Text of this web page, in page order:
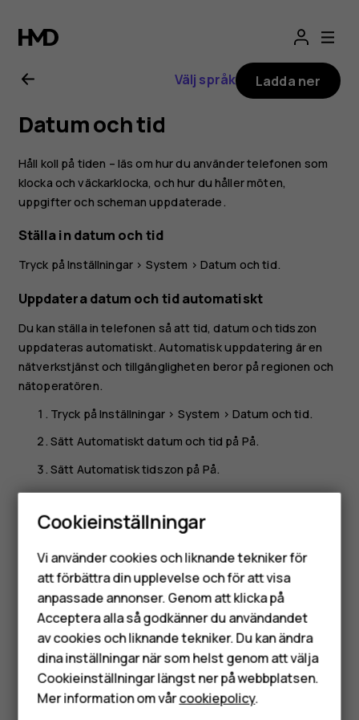
för
Nokia
8.1
Smartphones
Mobiltelefoner
Tillbehör
HMD Terra M
Surfplattor
Välj språk Ladda ner
Datum och tid
Håll koll på tiden – läs om hur du använder telefonen som
klocka och väckarklocka, och hur du håller möten,
uppgifter och scheman uppdaterade.
Ställa in datum och tid
Tryck påInställningar > System > Datum och tid.
Uppdatera datum och tid automatiskt
Du kan ställa in telefonen så att tid, datum och tidszon
uppdateras automatiskt. Automatisk uppdatering är en
nätverkstjänst och tillgängligheten beror på regionen och
nätoperatören.
Tryck påInställningar > System > Datum och tid.
Sätt Automatiskt datum och tid på På.
Sätt Automatisk tidszon på På.
Tryck påInställningar>System>Datum och tid
Använd 24-timmarsformattill På.
Var detta till hjälp?
Ja Nej
Cookieinställningar
Vi använder cookies och liknande tekniker för
att förbättra din upplevelse och för att visa
anpassade annonser. Genom att klicka på
Acceptera alla så godkänner du användandet
av cookies och liknande tekniker. Du kan ändra
dina inställningar när som helst genom att välja
Cookieinställningar längst ner på webbplatsen.
Mer information om vårcookiepolicy.